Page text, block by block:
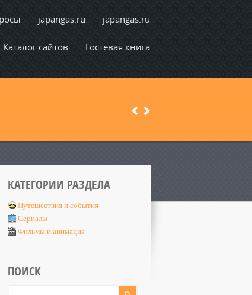
japangas.ru japangas.ru
Каталог сайтов Гостевая книга
Previous
КАТЕГОРИИ РАЗДЕЛА
Путешествия и события
Сериалы
Фильмы и анимация
ПОИСК